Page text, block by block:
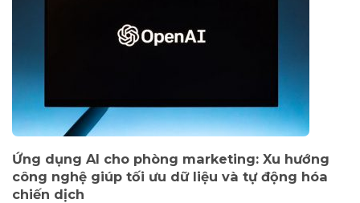
Ứng dụng AI cho phòng marketing: Xu hướng
công nghệ giúp tối ưu dữ liệu và tự động hóa
chiến dịch